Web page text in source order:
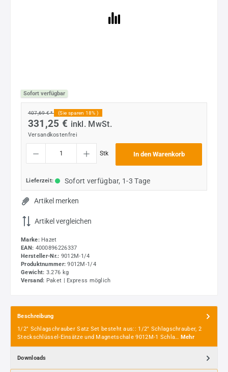
Sofort verfügbar
407,69 € * (Sie sparen 18% )
331,25 € inkl. MwSt.
Versandkostenfrei
Produkt Anzahl: Gib den gewünschten Wert ein oder benutze die Schaltflächen um
Stk In den Warenkorb
Lieferzeit: Sofort verfügbar, 1-3 Tage
Artikel merken
Artikel vergleichen
Marke: Hazet
EAN: 4000896226337
Hersteller-Nr.: 9012M-1/4
Produktnummer: 9012M-1/4
Gewicht: 3.276 kg
Versand: Paket | Express möglich
Beschreibung
1/2" Schlagschrauber Satz Set besteht aus:: 1/2" Schlagschrauber, 2
Steckschlüssel-Einsätze und Magnetschale 9012M-1 Schla… Mehr
Downloads